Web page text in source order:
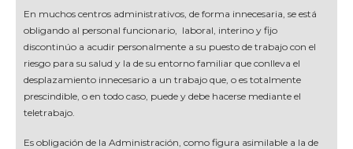
En muchos centros administrativos, de forma innecesaria, se está
obligando al personal funcionario, laboral, interino y fijo
discontinúo a acudir personalmente a su puesto de trabajo con el
riesgo para su salud y la de su entorno familiar que conlleva el
desplazamiento innecesario a un trabajo que, o es totalmente
prescindible, o en todo caso, puede y debe hacerse mediante el
teletrabajo.
Es obligación de la Administración, como figura asimilable a la de